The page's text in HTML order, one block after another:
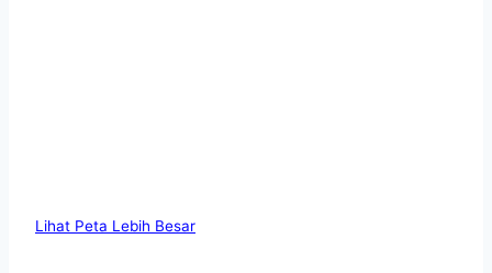
Lihat Peta Lebih Besar